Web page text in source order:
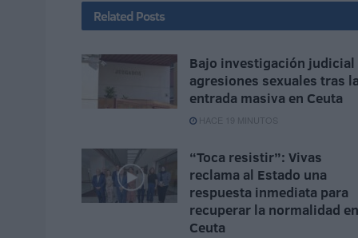
Related Posts
Bajo investigación judicial
agresiones sexuales tras la
entrada masiva en Ceuta
HACE 19 MINUTOS
“Toca resistir”: Vivas
reclama al Estado una
respuesta inmediata para
recuperar la normalidad en
Ceuta